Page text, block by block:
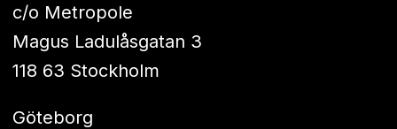
c/o Metropole
Magus Ladulåsgatan 3
118 63 Stockholm
Göteborg